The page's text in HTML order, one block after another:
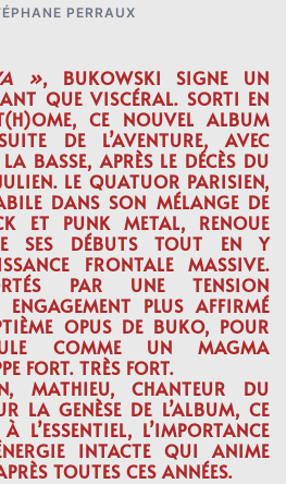
PERRAUX
», BUKOWSKI SIGNE UN
QUE VISCÉRAL. SORTI EN
, CE NOUVEL ALBUM
DE L’AVENTURE, AVEC
BASSE, APRÈS LE DÉCÈS DU
. LE QUATUOR PARISIEN,
DANS SON MÉLANGE DE
ET PUNK METAL, RENOUE
SES DÉBUTS TOUT EN Y
FRONTALE MASSIVE.
PAR UNE TENSION
PLUS AFFIRMÉ
OPUS DE BUKO, POUR
COMME UN MAGMA
FORT. TRÈS FORT.
MATHIEU, CHANTEUR DU
LA GENÈSE DE L’ALBUM, CE
L’ESSENTIEL, L’IMPORTANCE
INTACTE QUI ANIME
TOUTES CES ANNÉES.